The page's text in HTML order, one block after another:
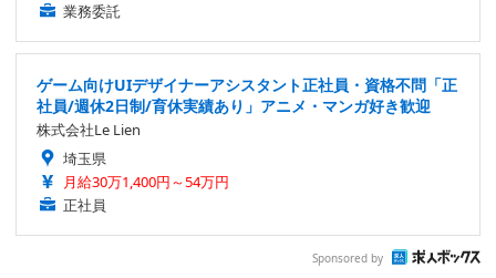
業務委託
ゲーム向けUIデザイナーアシスタント正社員・資格不問「正
社員/週休2日制/育休実績あり」アニメ・マンガ好き歓迎
株式会社Le Lien
埼玉県
月給30万1,400円～54万円
正社員
Sponsored by